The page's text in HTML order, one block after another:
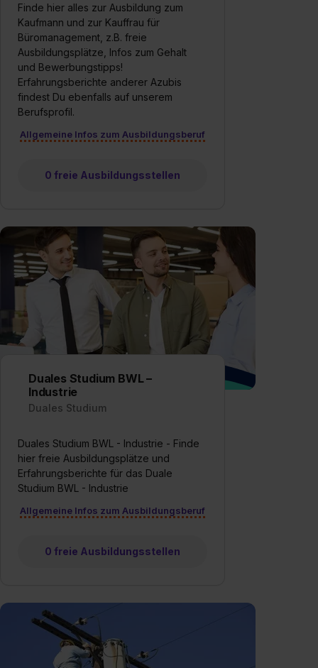
Finde hier alles zur Ausbildung zum
Kaufmann und zur Kauffrau für
Büromanagement, z.B. freie
Ausbildungsplätze, Infos zum Gehalt
und Bewerbungstipps!
Erfahrungsberichte anderer Azubis
findest Du ebenfalls auf unserem
Berufsprofil.
Allgemeine Infos zum Ausbildungsberuf
0 freie Ausbildungsstellen
Duales Studium BWL –
Industrie
Duales Studium
Duales Studium BWL - Industrie - Finde
hier freie Ausbildungsplätze und
Erfahrungsberichte für das Duale
Studium BWL - Industrie
Allgemeine Infos zum Ausbildungsberuf
0 freie Ausbildungsstellen